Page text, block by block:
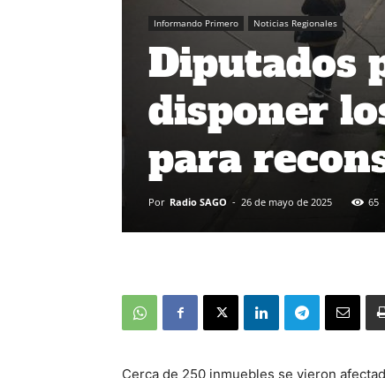
Informando Primero Noticias Regionales
Diputados
disponer
para
Por Radio SAGO - 26 de mayo de 2025 65
Cerca de 250 inmuebles se vieron